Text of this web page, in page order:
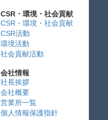
CSR・環境・社会貢献
CSR・環境・社会貢献
CSR活動
環境活動
社会貢献活動
会社情報
社長挨拶
会社概要
営業所一覧
個人情報保護指針